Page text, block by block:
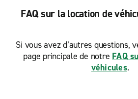
FAQ sur la location de
Si vous avez d’autres questions,
page principale de notre FAQ
véhicules.